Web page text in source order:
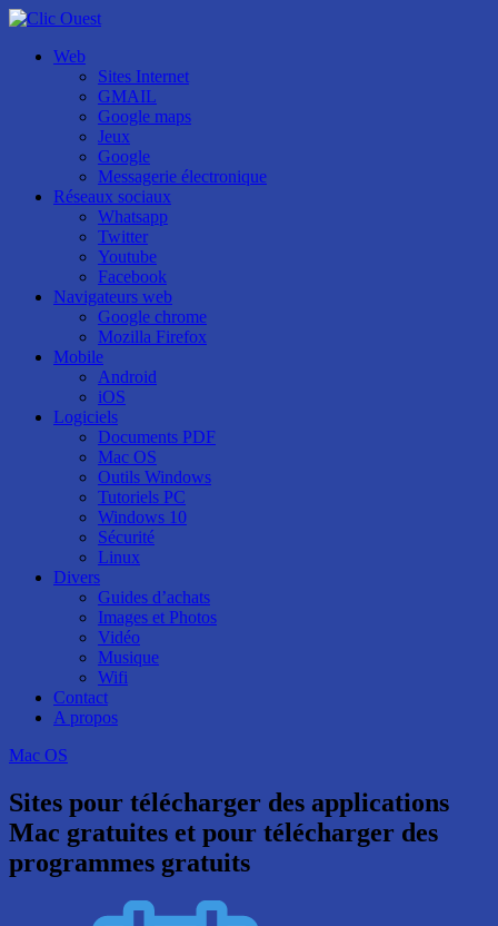
Web
Sites Internet
GMAIL
Google maps
Jeux
Google
Messagerie électronique
Réseaux sociaux
Whatsapp
Twitter
Youtube
Facebook
Navigateurs web
Google chrome
Mozilla Firefox
Mobile
Android
iOS
Logiciels
Documents PDF
Mac OS
Outils Windows
Tutoriels PC
Windows 10
Sécurité
Linux
Divers
Guides d’achats
Images et Photos
Vidéo
Musique
Wifi
Contact
A propos
Mac OS
Sites pour télécharger des applications
Mac gratuites et pour télécharger des
programmes gratuits